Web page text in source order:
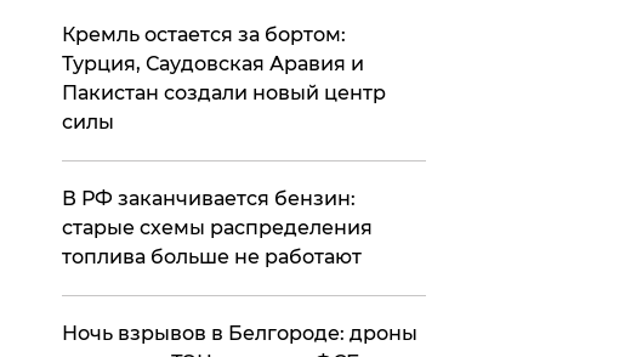
​Кремль остается за бортом:
Турция, Саудовская Аравия и
Пакистан создали новый центр
силы
​В РФ заканчивается бензин:
старые схемы распределения
топлива больше не работают
​Ночь взрывов в Белгороде: дроны